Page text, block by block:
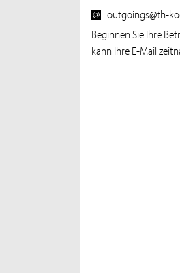
outgoings@th-
Beginnen Sie Ihre
kann Ihre E-Mail